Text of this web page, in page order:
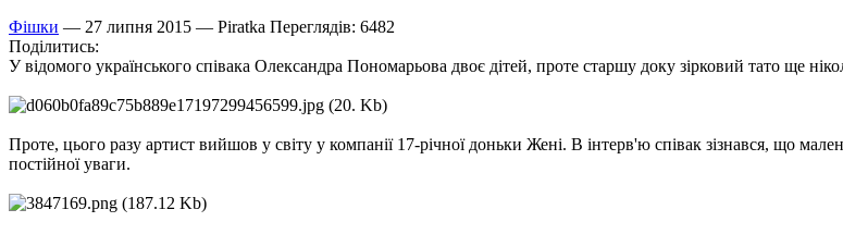
Фішки — 27 липня 2015 — Piratka Переглядів: 6482
Поділитись:
У відомого українського співака Олександра Пономарьова двоє дітей, проте старшу доку зірковий тато ще
Проте, цього разу артист вийшов у світу у компанії 17-річної доньки Жені. В інтерв'ю співак зізнався, що
постійної уваги.